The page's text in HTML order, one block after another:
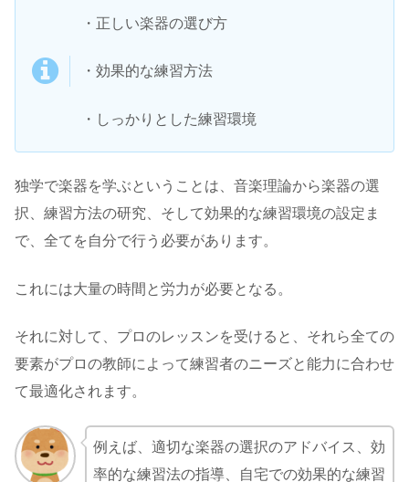
・正しい楽器の選び方
・効果的な練習方法
・しっかりとした練習環境
独学で楽器を学ぶということは、音楽理論から楽器の選
択、練習方法の研究、そして効果的な練習環境の設定ま
で、全てを自分で行う必要があります。
これには大量の時間と労力が必要となる。
それに対して、プロのレッスンを受けると、それら全ての
要素がプロの教師によって練習者のニーズと能力に合わせ
て最適化されます。
例えば、適切な楽器の選択のアドバイス、効
率的な練習法の指導、自宅での効果的な練習